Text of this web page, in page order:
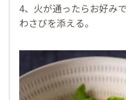
4、火が通ったらお好み
わさびを添える。